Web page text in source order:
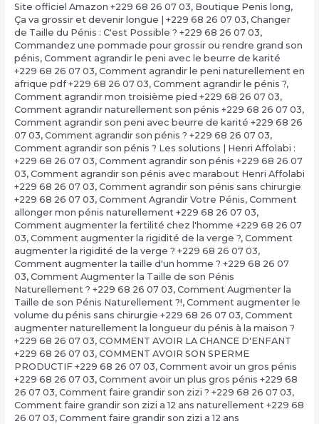
Site officiel Amazon +229 68 26 07 03, Boutique Penis long,
Ça va grossir et devenir longue | +229 68 26 07 03, Changer
de Taille du Pénis : C'est Possible ? +229 68 26 07 03,
Commandez une pommade pour grossir ou rendre grand son
pénis, Comment agrandir le peni avec le beurre de karité
+229 68 26 07 03, Comment agrandir le peni naturellement en
afrique pdf +229 68 26 07 03, Comment agrandir le pénis ?,
Comment agrandir mon troisième pied +229 68 26 07 03,
Comment agrandir naturellement son pénis +229 68 26 07 03,
Comment agrandir son peni avec beurre de karité +229 68 26
07 03, Comment agrandir son pénis ? +229 68 26 07 03,
Comment agrandir son pénis ? Les solutions | Henri Affolabi :
+229 68 26 07 03, Comment agrandir son pénis +229 68 26 07
03, Comment agrandir son pénis avec marabout Henri Affolabi
+229 68 26 07 03, Comment agrandir son pénis sans chirurgie
+229 68 26 07 03, Comment Agrandir Votre Pénis, Comment
allonger mon pénis naturellement +229 68 26 07 03,
Comment augmenter la fertilité chez l'homme +229 68 26 07
03, Comment augmenter la rigidité de la verge ?, Comment
augmenter la rigidité de la verge ? +229 68 26 07 03,
Comment augmenter la taille d'un homme ? +229 68 26 07
03, Comment Augmenter la Taille de son Pénis
Naturellement ? +229 68 26 07 03, Comment Augmenter la
Taille de son Pénis Naturellement ?!, Comment augmenter le
volume du pénis sans chirurgie +229 68 26 07 03, Comment
augmenter naturellement la longueur du pénis à la maison ?
+229 68 26 07 03, COMMENT AVOIR LA CHANCE D'ENFANT
+229 68 26 07 03, COMMENT AVOIR SON SPERME
PRODUCTIF +229 68 26 07 03, Comment avoir un gros pénis
+229 68 26 07 03, Comment avoir un plus gros pénis +229 68
26 07 03, Comment faire grandir son zizi ? +229 68 26 07 03,
Comment faire grandir son zizi a 12 ans naturellement +229 68
26 07 03, Comment faire grandir son zizi a 12 ans